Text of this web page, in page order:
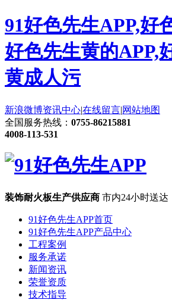
91好色先生APP,好
好色先生黄的APP,
黄成人污
新浪微博资讯中心|在线留言|网站地图
全国服务热线： 0755-86215881
4008-113-531
装饰耐火板生产供应商 市内24小时送
91好色先生APP首页
91好色先生APP产品中心
工程案例
服务承诺
新闻资讯
荣誉资质
技术指导